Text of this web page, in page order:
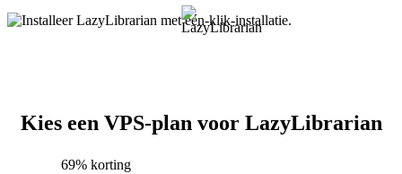
Kies een VPS-plan voor LazyLibrarian
69% korting